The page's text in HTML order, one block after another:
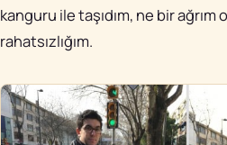
kanguru ile taşıdım, ne bir ağrım
rahatsızlığım.